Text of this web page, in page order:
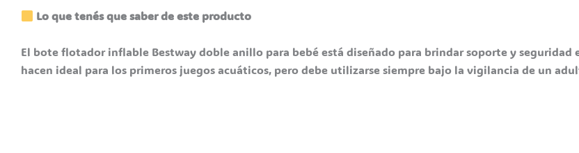
Lo que tenés que saber de este producto
El bote flotador inflable Bestway doble anillo para bebé está diseñado para brindar soporte y
hacen ideal para los primeros juegos acuáticos, pero debe utilizarse siempre bajo la vigilancia de un